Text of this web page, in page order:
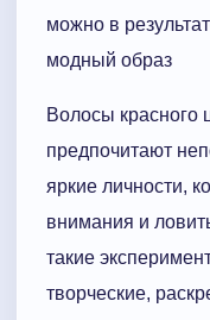
можно в
модный образ
Волосы красного
предпочитают
яркие личности,
внимания и
такие
творческие,